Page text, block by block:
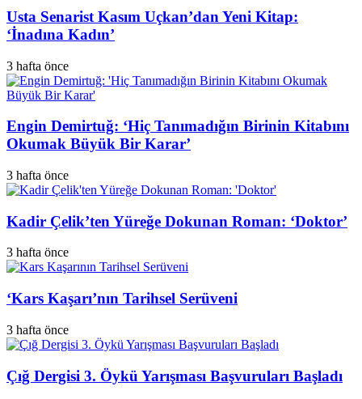
Usta Senarist Kasım Uçkan’dan Yeni Kitap:
‘İnadına Kadın’
3 hafta önce
Engin Demirtuğ: ‘Hiç Tanımadığın Birinin Kitabını
Okumak Büyük Bir Karar’
3 hafta önce
Kadir Çelik’ten Yüreğe Dokunan Roman: ‘Doktor’
3 hafta önce
‘Kars Kaşarı’nın Tarihsel Serüveni
3 hafta önce
Çığ Dergisi 3. Öykü Yarışması Başvuruları Başladı